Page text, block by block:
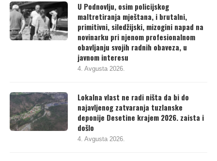
U Podnovlju, osim policijskog
maltretiranja mještana, i brutalni,
primitivni, siledžijski, mizogini napad na
novinarku pri njenom profesionalnom
obavljanju svojih radnih obaveza, u
javnom interesu
4. Avgusta 2026.
Lokalna vlast ne radi ništa da bi do
najavljenog zatvaranja tuzlanske
deponije Desetine krajem 2026. zaista i
došlo
4. Avgusta 2026.